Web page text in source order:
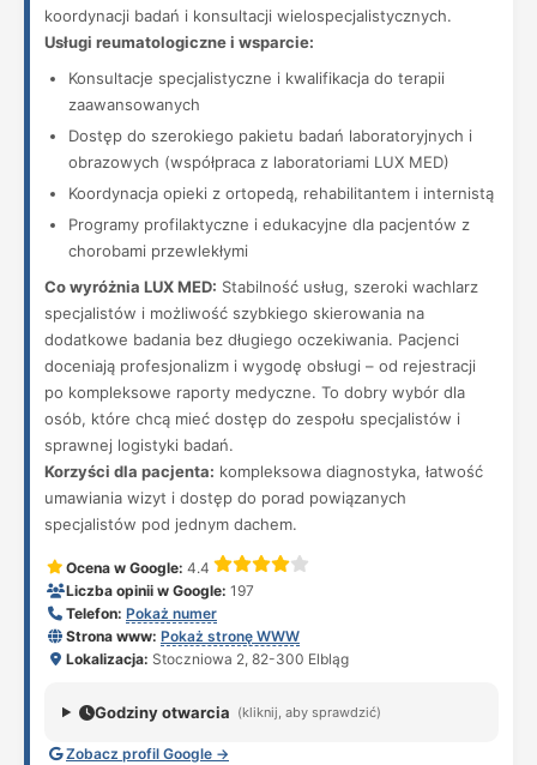
koordynacji badań i konsultacji wielospecjalistycznych.
Usługi reumatologiczne i wsparcie:
Konsultacje specjalistyczne i kwalifikacja do terapii
zaawansowanych
Dostęp do szerokiego pakietu badań laboratoryjnych i
obrazowych (współpraca z laboratoriami LUX MED)
Koordynacja opieki z ortopedą, rehabilitantem i internistą
Programy profilaktyczne i edukacyjne dla pacjentów z
chorobami przewlekłymi
Co wyróżnia LUX MED: Stabilność usług, szeroki wachlarz
specjalistów i możliwość szybkiego skierowania na
dodatkowe badania bez długiego oczekiwania. Pacjenci
doceniają profesjonalizm i wygodę obsługi – od rejestracji
po kompleksowe raporty medyczne. To dobry wybór dla
osób, które chcą mieć dostęp do zespołu specjalistów i
sprawnej logistyki badań.
Korzyści dla pacjenta: kompleksowa diagnostyka, łatwość
umawiania wizyt i dostęp do porad powiązanych
specjalistów pod jednym dachem.
Ocena w Google: 4.4
Liczba opinii w Google: 197
Telefon: Pokaż numer
Strona www: Pokaż stronę WWW
Lokalizacja: Stoczniowa 2, 82-300 Elbląg
Godziny otwarcia (kliknij, aby sprawdzić)
Zobacz profil Google →